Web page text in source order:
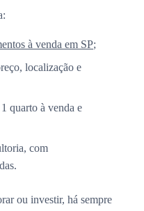
à venda em SP;
localização e
quarto à venda e
com
ou investir, há sempre